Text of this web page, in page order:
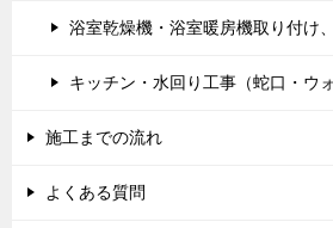
浴室乾燥機・浴室暖房機取り付け
キッチン・水回り工事（蛇口・ウ
施工までの流れ
よくある質問